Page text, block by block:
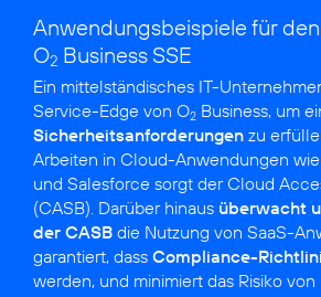
Anwendungsbeispiele für
O2 Business SSE
Ein mittelständisches IT-
Service-Edge von O2 Business, um
Sicherheitsanforderungen zu
Arbeiten in Cloud-Anwendungen
und Salesforce sorgt der Cloud
(CASB). Darüber hinaus überwacht
der CASB die Nutzung von SaaS-
garantiert, dass Compliance-
werden, und minimiert das Risiko